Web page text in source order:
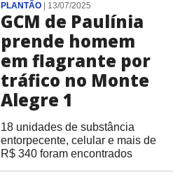
PLANTÃO| 13/07/2025
GCM de Paulínia
prende homem
em flagrante por
tráfico no Monte
Alegre 1
18 unidades de substância
entorpecente, celular e mais de
R$ 340 foram encontrados